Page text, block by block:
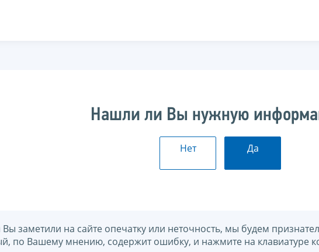
Нашли ли Вы нужную
Нет Да
Вы заметили на сайте опечатку или неточность, мы будем
по Вашему мнению, содержит ошибку, и нажмите на